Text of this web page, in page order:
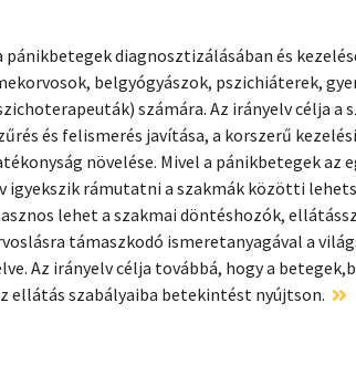
diagnosztizálásában és
belgyógyászok, pszichiáterek,
számára. Az irányelv célja a
és felismerés javítása, a korszerű
növelése. Mivel a pánikbetegek az
igyekszik rámutatni a szakmák közötti
lehet a szakmai döntéshozók,
támaszkodó ismeretanyagával a
Az irányelv célja továbbá, hogy a
ellátás szabályaiba betekintést nyújtson.